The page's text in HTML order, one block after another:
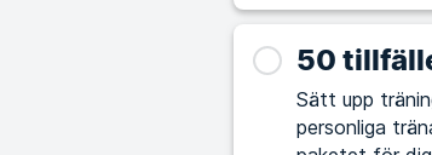
50
Sätt upp
personliga tränare. Om du vill ta din träning och hälsa till